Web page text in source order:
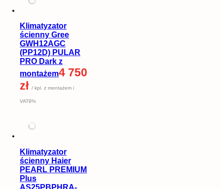
Klimatyzator
ścienny Gree
GWH12AGC
(PP12D) PULAR
PRO Dark z
montażem4 750
zł / kpl. z montażem i
VAT8%
Klimatyzator
ścienny Haier
PEARL PREMIUM
Plus
AS25PBPHRA-